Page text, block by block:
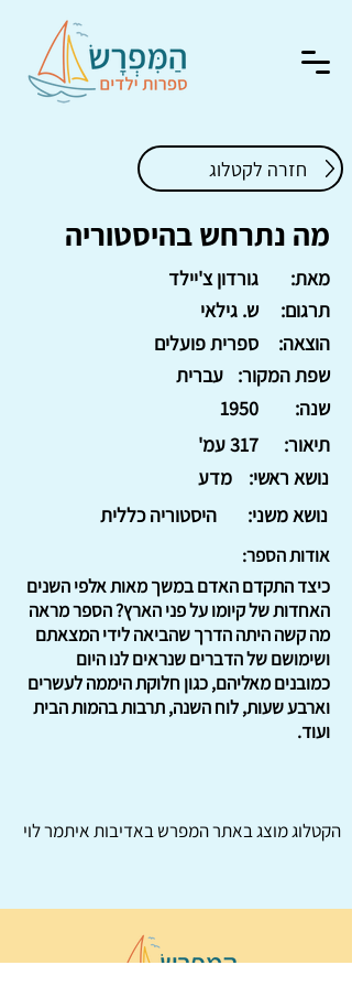
חזרה לקטלוג
מה נתרחש בהיסטוריה
גורדון צ'יילד
מאת:
ש. גילאי
תרגום:
ספרית פועלים
הוצאה:
עברית
שפת המקור:
1950
שנה:
317 עמ'
תיאור:
מדע
נושא ראשי:
היסטוריה כללית
נושא משני:
אודות הספר:
כיצד התקדם האדם במשך מאות אלפי השנים
האחדות של קיומו על פני הארץ? הספר מראה
מה קשה היתה הדרך שהביאה לידי המצאתם
ושימושם של הדברים שנראים לנו היום
כמובנים מאליהם, כגון חלוקת היממה לעשרים
וארבע שעות, לוח השנה, תרבות בהמות הבית
ועוד.
הקטלוג מוצג באתרהמפרשבאדיבות איתמר לוי